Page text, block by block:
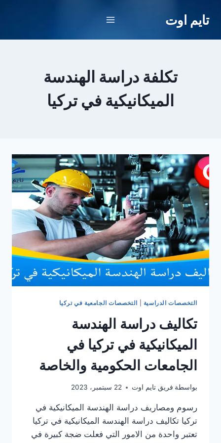
تايم اوت
تكلفة دراسة الهندسة
الميكانيكية في تركيا
التخصصات الدراسية التخصصات الجامعية في تركيا
تكاليف دراسة الهندسة
الميكانيكية في تركيا في
الجامعات الحكومية والخاصة
بواسطة فريق تايم اوت 22 سبتمبر، 2023
رسوم ومصاريف دراسة الهندسة الميكانيكية في
تركيا تكاليف دراسة الهندسة الميكانيكية في تركيا
تعتبر واحدة من الامور التي فعلت ضجة كبيرة في